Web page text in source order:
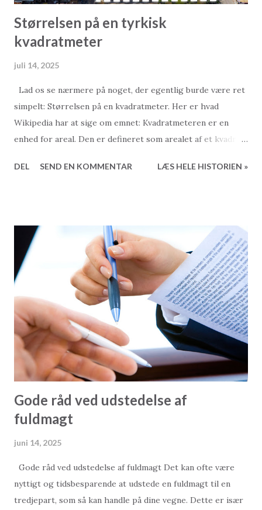
Størrelsen på en tyrkisk
kvadratmeter
juli 14, 2025
Lad os se nærmere på noget, der egentlig burde være ret
simpelt: Størrelsen på en kvadratmeter. Her er hvad
Wikipedia har at sige om emnet: Kvadratmeteren er en
enhed for areal. Den er defineret som arealet af et kvadrat,
særligt interesserede i emnet, er det værd at bemærke, at
Belært af erfaring ved vi, at en europæisk kvadratmeter og
en tyrkisk kvadratmeter ikke er ens. Dette ses når vi
modtager plantegninger på boliger. Disse kvadratmetre er
ofte overdrevet, og vi ser 2-værelses lejligheder angivet
som værende 150 kvadratmeter. Men et besøg i den
pågældende lejlighed afslører ofte en anden historie. Med
andre ord viser det sig, at den 150 kvadratmeter store
lejlighed kun er 100 kvadratmeter. Og hvorfor så det? - I
Tyrkiet er oplysninger om kvadratm...
DEL SEND EN KOMMENTAR LÆS HELE HISTORIEN »
Gode råd ved udstedelse af
fuldmagt
juni 14, 2025
Gode råd ved udstedelse af fuldmagt Det kan ofte være
nyttigt og tidsbesparende at udstede en fuldmagt til en
tredjepart, som så kan handle på dine vegne. Dette er især